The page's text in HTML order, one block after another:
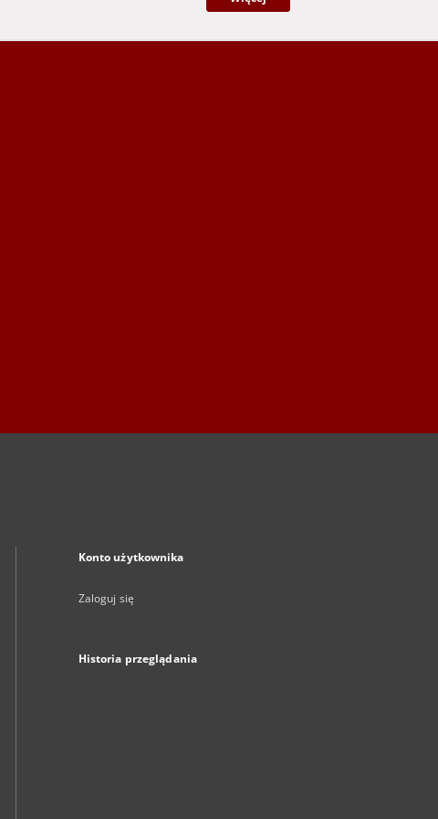
Konto użytkownika
Zaloguj się
Historia przeglądania